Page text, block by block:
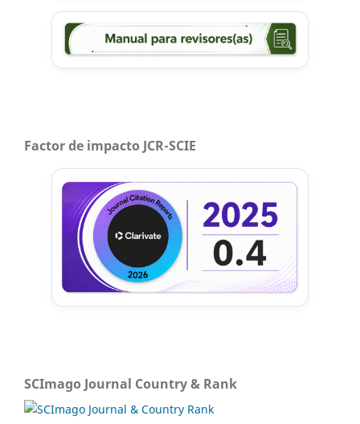
Factor de impacto JCR-SCIE
SCImago Journal Country & Rank